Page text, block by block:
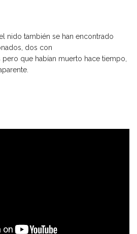
nido también se han encontrado
dos con
que habían muerto hace tiempo,